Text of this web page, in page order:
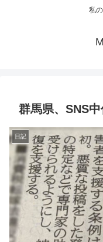
私
群馬県、SNS
日記